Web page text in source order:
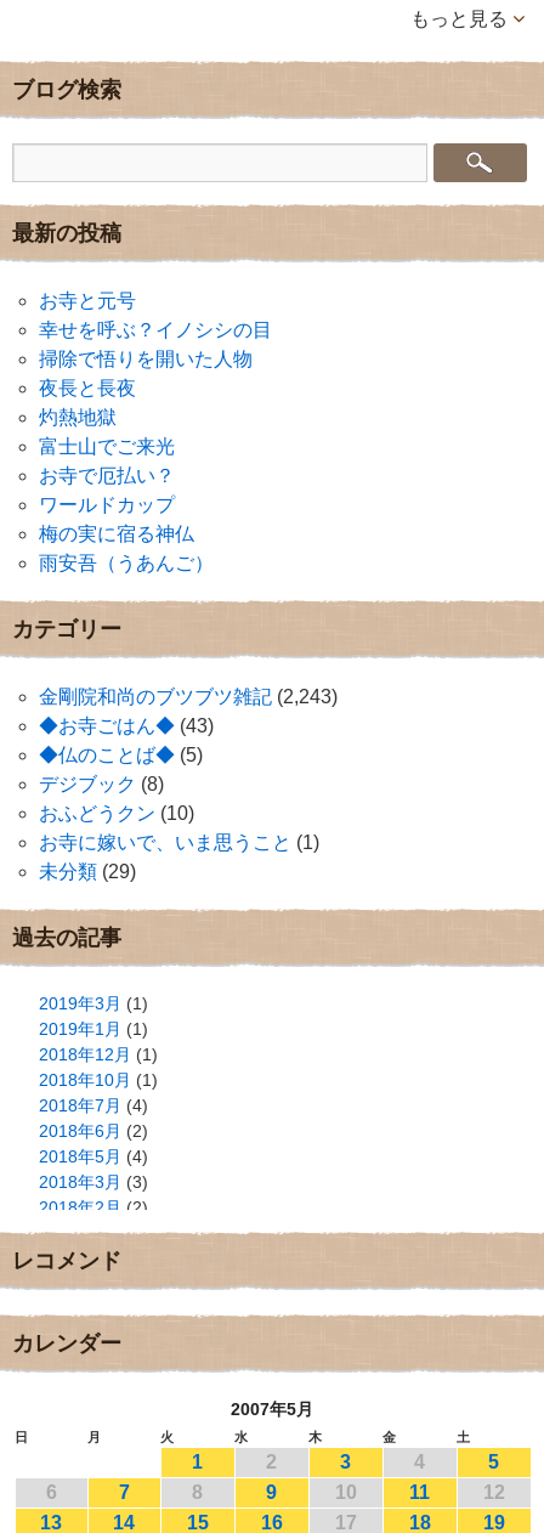
もっと見る
ブログ検索
最新の投稿
お寺と元号
幸せを呼ぶ？イノシシの目
掃除で悟りを開いた人物
夜長と長夜
灼熱地獄
富士山でご来光
お寺で厄払い？
ワールドカップ
梅の実に宿る神仏
雨安吾（うあんご）
カテゴリー
金剛院和尚のブツブツ雑記 (2,243)
◆お寺ごはん◆ (43)
◆仏のことば◆ (5)
デジブック (8)
おふどうクン (10)
お寺に嫁いで、いま思うこと (1)
未分類 (29)
過去の記事
2019年3月 (1)
2019年1月 (1)
2018年12月 (1)
2018年10月 (1)
2018年7月 (4)
2018年6月 (2)
2018年5月 (4)
2018年3月 (3)
2018年2月 (2)
2018年1月(2)
2017年12月
2017年11月(3)
2017年9月
2017年8月
2017年5月
2017年3月(1)
2017年2月(1)
レコメンド
カレンダー
2007年5月
日 月 火 水 木 金 土
1 2 3 4
5
6
7 8 9 10 11
12
13
14 15 16 17 18 19